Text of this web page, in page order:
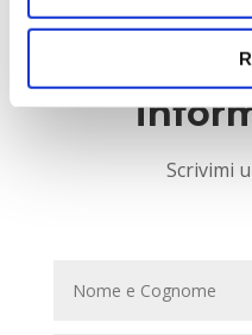
Scrivimi